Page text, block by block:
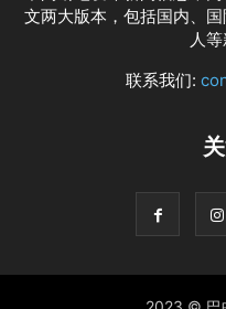
文两大版本，包括国内、
人等
联系我们: